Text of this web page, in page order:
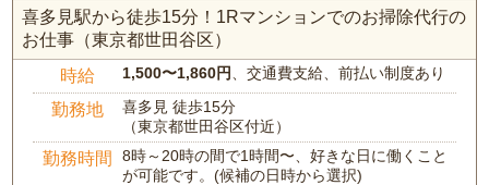
喜多見駅から徒歩15分！1Rマンションでのお掃除代行の
お仕事（東京都世田谷区）
時給 1,500〜1,860円 、交通費支給、前払い制度あり
勤務地
喜多見 徒歩15分
（東京都世田谷区付近）
勤務時間
8時～20時の間で1時間〜、好きな日に働くこと
が可能です。(候補の日時から選択)